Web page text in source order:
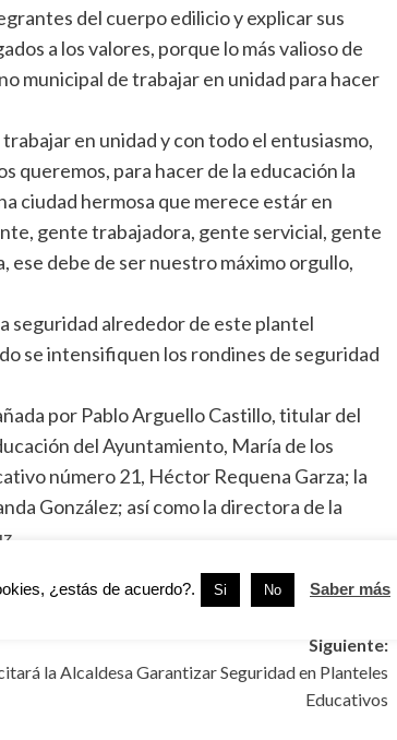
del cuerpo edilicio y explicar sus
a los valores, porque lo más valioso de
municipal de trabajar en unidad para hacer
en unidad y con todo el entusiasmo,
queremos, para hacer de la educación la
ciudad hermosa que merece estár en
gente trabajadora, gente servicial, gente
ese debe de ser nuestro máximo orgullo,
seguridad alrededor de este plantel
se intensifiquen los rondines de seguridad
por Pablo Arguello Castillo, titular del
del Ayuntamiento, María de los
número 21, Héctor Requena Garza; la
González; así como la directora de la
Siguiente:
la Alcaldesa Garantizar Seguridad en Planteles
Educativos
¿estás de acuerdo?. Si No Saber más